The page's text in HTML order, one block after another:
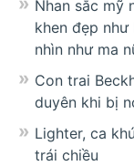
Nhan sắc mỹ
khen đẹp như
nhìn như ma
Con trai
duyên khi bị
Lighter, ca
trái chiều